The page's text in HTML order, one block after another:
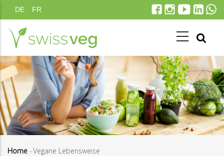
Direkt
zum
Inhalt
DE FR
Home -Vegane Lebensweise